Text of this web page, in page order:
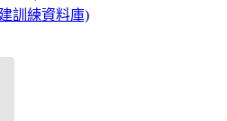
訓練資料庫)